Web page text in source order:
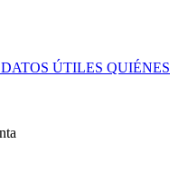
DATOS ÚTILES QUIÉNES